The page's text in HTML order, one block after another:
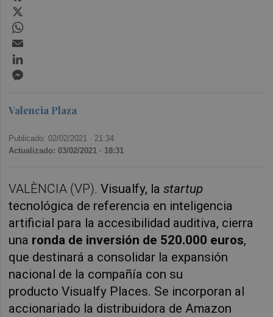
Valencia Plaza
Publicado: 02/02/2021 · 21:34
Actualizado: 03/02/2021 · 18:31
VALÈNCIA (VP).Visualfy, la startup
tecnológica de referencia en inteligencia
artificial para la accesibilidad auditiva, cierra
una ronda de inversión de 520.000 euros,
que destinará a consolidar la expansión
nacional de la compañía con su
producto Visualfy Places. Se incorporan al
accionariado la distribuidora de Amazon